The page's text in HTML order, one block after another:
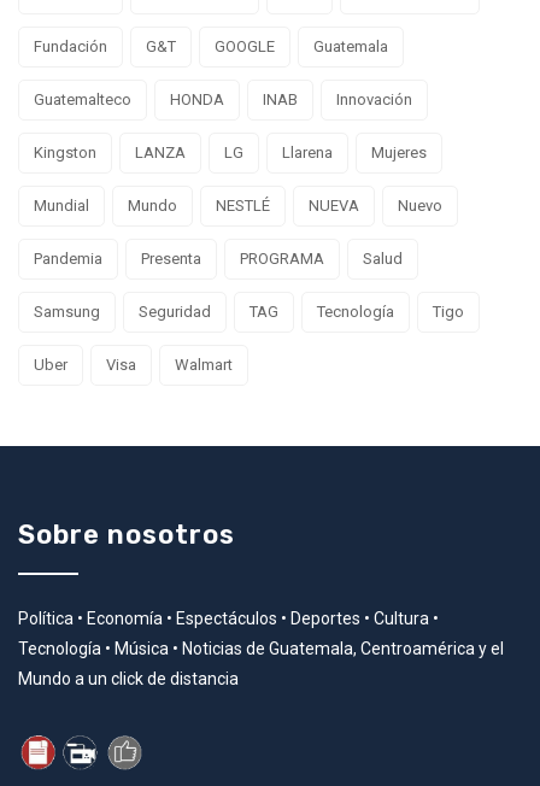
Fundación G&T GOOGLE Guatemala
Guatemalteco HONDA INAB Innovación
Kingston LANZA LG Llarena Mujeres
Mundial Mundo NESTLÉ NUEVA Nuevo
Pandemia Presenta PROGRAMA Salud
Samsung Seguridad TAG Tecnología Tigo
Uber Visa Walmart
Sobre nosotros
Política • Economía • Espectáculos • Deportes • Cultura •
Tecnología • Música • Noticias de Guatemala, Centroamérica y el
Mundo a un click de distancia